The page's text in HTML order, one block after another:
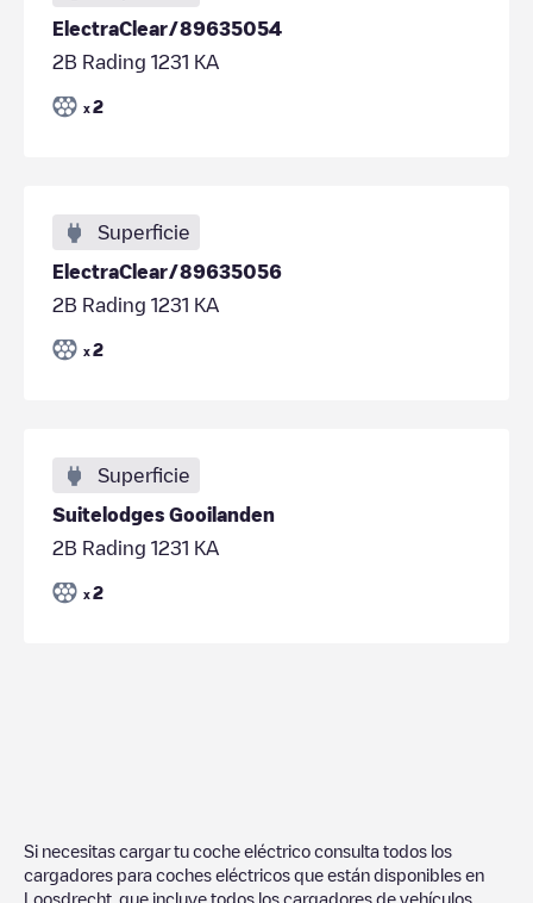
ElectraClear/89635054
2B Rading 1231 KA
x 2
Superficie
ElectraClear/89635056
2B Rading 1231 KA
x 2
Superficie
Suitelodges Gooilanden
2B Rading 1231 KA
x 2
Si necesitas cargar tu coche eléctrico consulta todos los
cargadores para coches eléctricos que están disponibles en
Loosdrecht , que incluye todos los cargadores de vehículos